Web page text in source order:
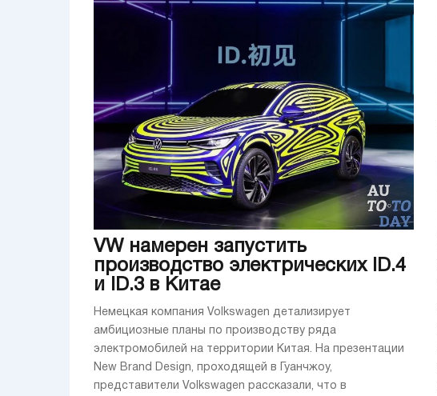
VW намерен запустить
производство электрических ID.4
и ID.3 в Китае
Немецкая компания Volkswagen детализирует
амбициозные планы по производству ряда
электромобилей на территории Китая. На презентации
New Brand Design, проходящей в Гуанчжоу,
представители Volkswagen рассказали, что в